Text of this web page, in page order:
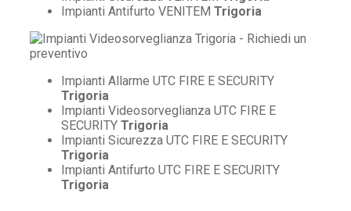
Impianti Antifurto VENITEM Trigoria
Impianti Allarme UTC FIRE E SECURITY
Trigoria
Impianti Videosorveglianza UTC FIRE E
SECURITY Trigoria
Impianti Sicurezza UTC FIRE E SECURITY
Trigoria
Impianti Antifurto UTC FIRE E SECURITY
Trigoria